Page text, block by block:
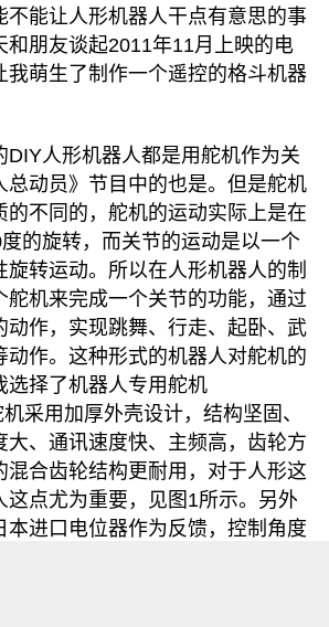
不能让人形机器人干点有意思的事
和朋友谈起2011年11月上映的电
我萌生了制作一个遥控的格斗机器
人形机器人都是用舵机作为关
总动员》节目中的也是。但是舵机
的不同的，舵机的运动实际上是在
的旋转，而关节的运动是以一个
旋转运动。所以在人形机器人的制
舵机来完成一个关节的功能，通过
动作，实现跳舞、行走、起卧、武
动作。这种形式的机器人对舵机的
选择了机器人专用舵机
采用加厚外壳设计，结构坚固、
大、通讯速度快、主频高，齿轮方
混合齿轮结构更耐用，对于人形这
这点尤为重要，见图1所示。另外
本进口电位器作为反馈，控制角度